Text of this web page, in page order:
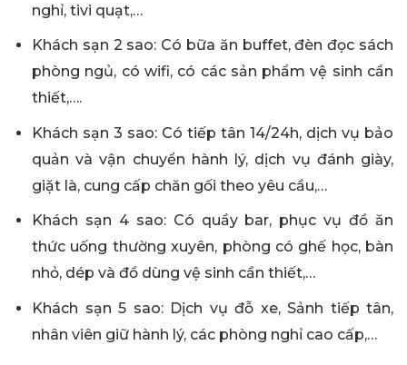
nghỉ, tivi quạt,…
Khách sạn 2 sao: Có bữa ăn buffet, đèn đọc sách
phòng ngủ, có wifi, có các sản phẩm vệ sinh cần
thiết,….
Khách sạn 3 sao: Có tiếp tân 14/24h, dịch vụ bảo
quản và vận chuyển hành lý, dịch vụ đánh giày,
giặt là, cung cấp chăn gối theo yêu cầu,…
Khách sạn 4 sao: Có quầy bar, phục vụ đồ ăn
thức uống thường xuyên, phòng có ghế học, bàn
nhỏ, dép và đồ dùng vệ sinh cần thiết,…
Khách sạn 5 sao: Dịch vụ đỗ xe, Sảnh tiếp tân,
nhân viên giữ hành lý, các phòng nghỉ cao cấp,…